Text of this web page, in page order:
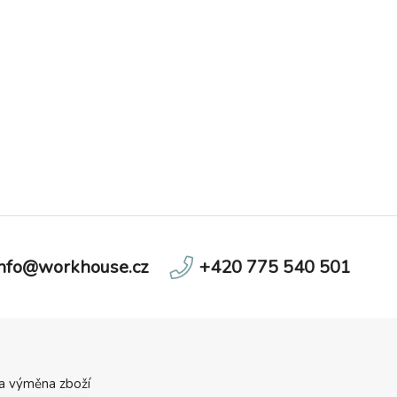
+420 775 540 501
výměna zboží